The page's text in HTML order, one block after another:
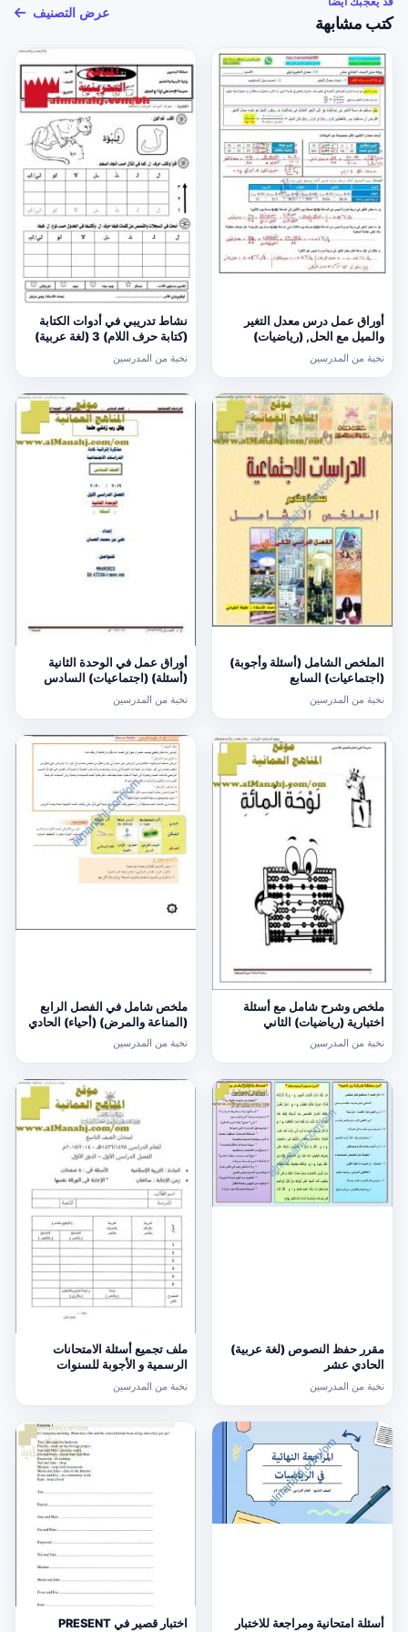
كتب مشابهة
عرض التصنيف
أوراق عمل درس معدل التغير
والميل مع الحل, (رياضيات)
الحادي عشر العام
نخبة من المدرسين
نشاط تدريبي في أدوات الكتابة
(كتابة حرف اللام) 3 (لغة عربية)
نخبة من المدرسين
الملخص الشامل (أسئلة وأجوبة)
(اجتماعيات) السابع
نخبة من المدرسين
أوراق عمل في الوحدة الثانية
(أسئلة) (اجتماعيات) السادس
نخبة من المدرسين
ملخص وشرح شامل مع أسئلة
اختبارية (رياضيات) الثاني
نخبة من المدرسين
ملخص شامل في الفصل الرابع
(المناعة والمرض) (أحياء) الحادي
عشر
نخبة من المدرسين
مقرر حفظ النصوص (لغة عربية)
الحادي عشر
نخبة من المدرسين
ملف تجميع أسئلة الامتحانات
الرسمية و الأجوبة للسنوات
السابقة الدور الأول (الامتحانات)
التاسع
نخبة من المدرسين
أسئلة امتحانية ومراجعة للاختبار
اختبار قصير في PRESENT